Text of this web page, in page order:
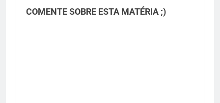
COMENTE SOBRE ESTA MATÉRIA ;)